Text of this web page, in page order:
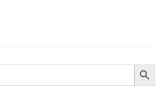
Botón de